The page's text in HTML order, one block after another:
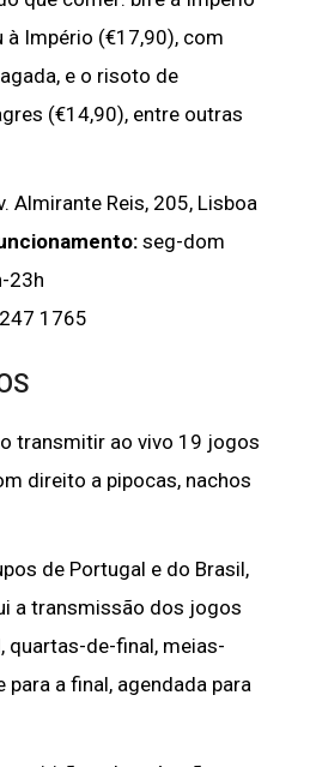
à Império (€17,90), com
e o risoto de
(€14,90), entre outras
Almirante Reis, 205, Lisboa
seg-dom
23h
1765
transmitir ao vivo 19 jogos
direito a pipocas, nachos
de Portugal e do Brasil,
a transmissão dos jogos
quartas-de-final, meias-
para a final, agendada para